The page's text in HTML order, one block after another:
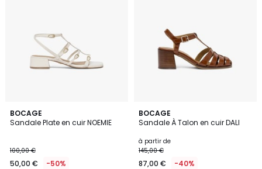
BOCAGE
Sandale Plate en cuir NOEMIE
100,00 €
50,00 € -50%
BOCAGE
Sandale À Talon en cuir DALI
à partir de
145,00 €
87,00 € -40%
2
Couleurs